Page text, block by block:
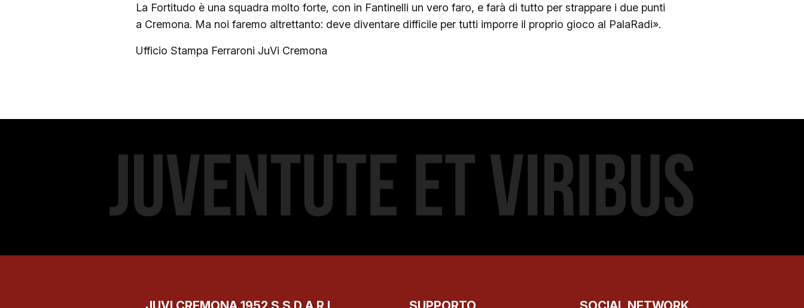
La Fortitudo è una squadra molto forte, con in Fantinelli un vero faro, e farà di tutto per strappare i due punti
a Cremona. Ma noi faremo altrettanto: deve diventare difficile per tutti imporre il proprio gioco al PalaRadi».
Ufficio Stampa Ferraroni JuVi Cremona